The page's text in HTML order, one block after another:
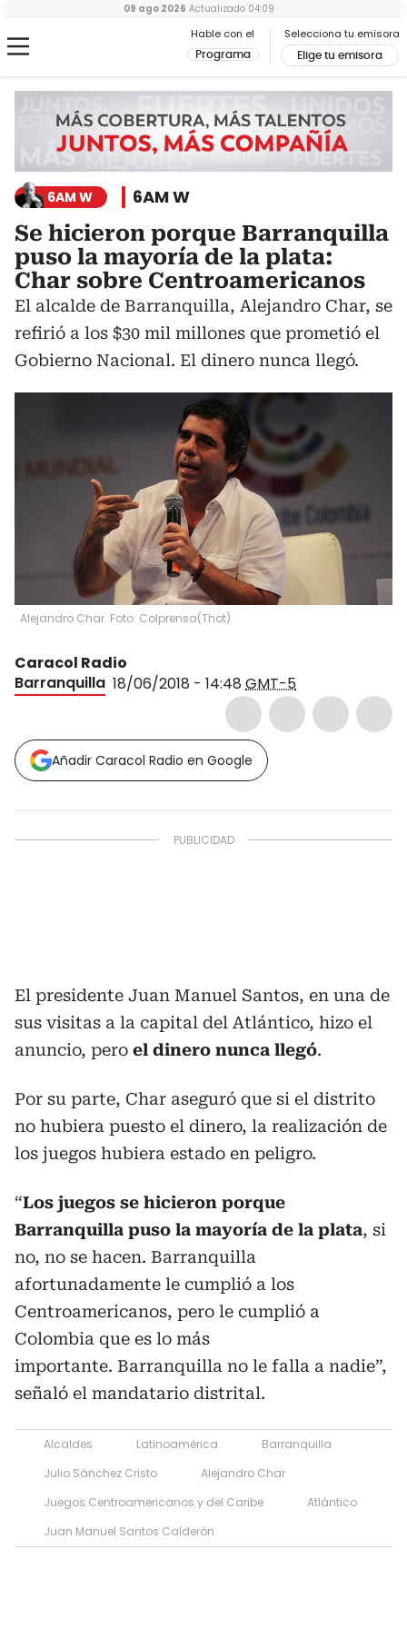
Hable con el
Programa
Selecciona tu emisora
Elige tu emisora
09 ago 2026 Actualizado 04:09
6AM W 6AM W
Se hicieron porque Barranquilla
puso la mayoría de la plata:
Char sobre Centroamericanos
El alcalde de Barranquilla, Alejandro Char, se
refirió a los $30 mil millones que prometió el
Gobierno Nacional. El dinero nunca llegó.
Alejandro Char. Foto: Colprensa(Thot)
Caracol Radio
Barranquilla 18/06/2018 - 14:48 GMT-5
Añadir Caracol Radio en Google
El presidente Juan Manuel Santos, en una de
sus visitas a la capital del Atlántico, hizo el
anuncio, pero el dinero nunca llegó.
Por su parte, Char aseguró que si el distrito
no hubiera puesto el dinero, la realización de
los juegos hubiera estado en peligro.
“Los juegos se hicieron porque
Barranquilla puso la mayoría de la plata, si
no, no se hacen. Barranquilla
afortunadamente le cumplió a los
Centroamericanos, pero le cumplió a
Colombia que es lo más
importante. Barranquilla no le falla a nadie”,
señaló el mandatario distrital.
Alcaldes Latinoamérica
Barranquilla
Julio Sánchez Cristo
Alejandro Char
Juegos Centroamericanos y del Caribe
Atlántico
Juan Manuel Santos Calderón